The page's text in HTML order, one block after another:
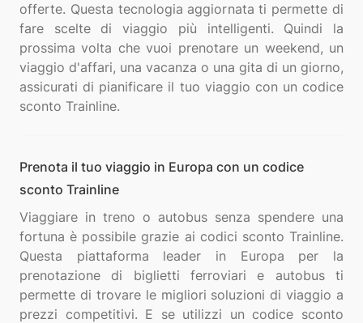
offerte. Questa tecnologia aggiornata ti permette di
fare scelte di viaggio più intelligenti. Quindi la
prossima volta che vuoi prenotare un weekend, un
viaggio d'affari, una vacanza o una gita di un giorno,
assicurati di pianificare il tuo viaggio con un codice
Prenota il tuo viaggio in Europa con un codice
sconto Trainline
Viaggiare in treno o autobus senza spendere una
fortuna è possibile grazie ai codici sconto Trainline.
Questa piattaforma leader in Europa per la
prenotazione di biglietti ferroviari e autobus ti
permette di trovare le migliori soluzioni di viaggio a
prezzi competitivi. E se utilizzi un codice sconto